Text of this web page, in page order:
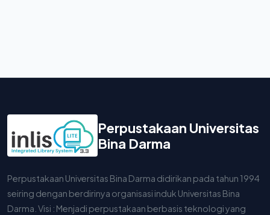
Perpustakaan Universitas
Bina Darma
Perpustakaan Universitas Bina Darma didirikan pada tahun 1994
seiring dengan berdirinya organisasi induk Universitas Bina
Darma. Visi : Menjadi perpustakaan berbasis teknologi yang